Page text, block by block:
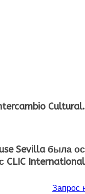
Sevilla была
Запрос